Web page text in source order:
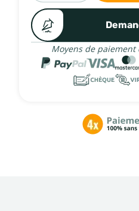
Moyens de paiement